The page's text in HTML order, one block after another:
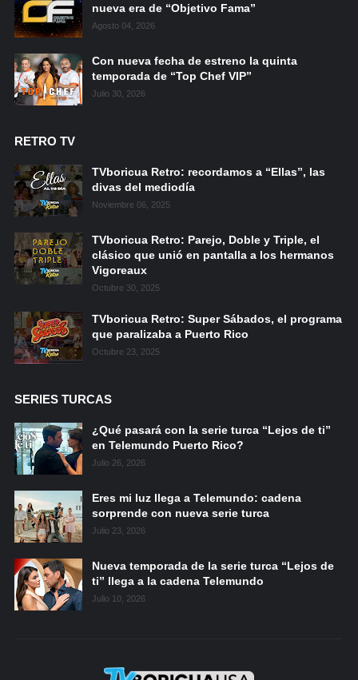
nueva era de “Objetivo Fama”
Agosto 04, 2026
Con nueva fecha de estreno la quinta
temporada de “Top Chef VIP”
Julio 30, 2026
RETRO TV
TVboricua Retro: recordamos a “Ellas”, las
divas del mediodía
Noviembre 06, 2025
TVboricua Retro: Parejo, Doble y Triple, el
clásico que unió en pantalla a los hermanos
Vigoreaux
Octubre 30, 2025
TVboricua Retro: Super Sábados, el programa
que paralizaba a Puerto Rico
Octubre 23, 2025
SERIES TURCAS
¿Qué pasará con la serie turca “Lejos de ti”
en Telemundo Puerto Rico?
Julio 26, 2026
Eres mi luz llega a Telemundo: cadena
sorprende con nueva serie turca
Julio 23, 2026
Nueva temporada de la serie turca “Lejos de
ti” llega a la cadena Telemundo
Julio 10, 2026